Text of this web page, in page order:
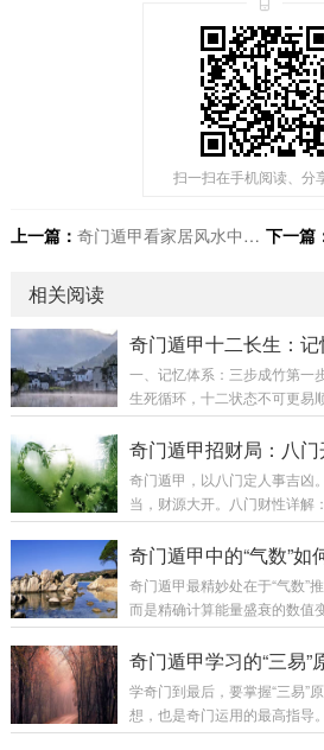
扫一扫在手机阅读、分
上一篇： 奇门遁甲看家居风水中的“煞气”如何化解？常见煞气处理方案 下一篇
相关阅读
奇门遁甲十二长生：
一、记忆体系：三步成竹第一
生死循环，十二状态不可更
官 → 帝旺 → 衰 → 病 → 死 →
长生沐浴冠带官，帝旺之后衰
礼）→ 冠带（加冠）→ 临官
段：衰（下滑）→ 病（疾患
第...
奇门遁甲招财局：八
奇门遁甲，以八门定人事吉凶
当，财源大开。八门财性详解
创业、开业、新项目。在乾宫
水）：细水长流，利稳定收入
（东北）最旺。伤门（属木）
则吉。在震宫（东）。杜门（
利文化、娱乐、虚拟经济。在
奇门遁甲最精妙处在于“气数”
而是精确计算能量盛衰的数值
度计一样看清事物发展的能量
三要素：天时气：节气转换带
气数波动最大地利气：宫位五
气100分，坤宫土气100分等相
学奇门到最后，要掌握“三易
想，也是奇门运用的最高指
是死的，人是活的：同一个盘